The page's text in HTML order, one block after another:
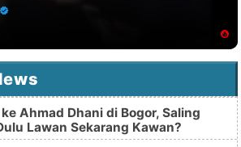
Ahmad Dhani di Bogor, Saling
Lawan Sekarang Kawan?